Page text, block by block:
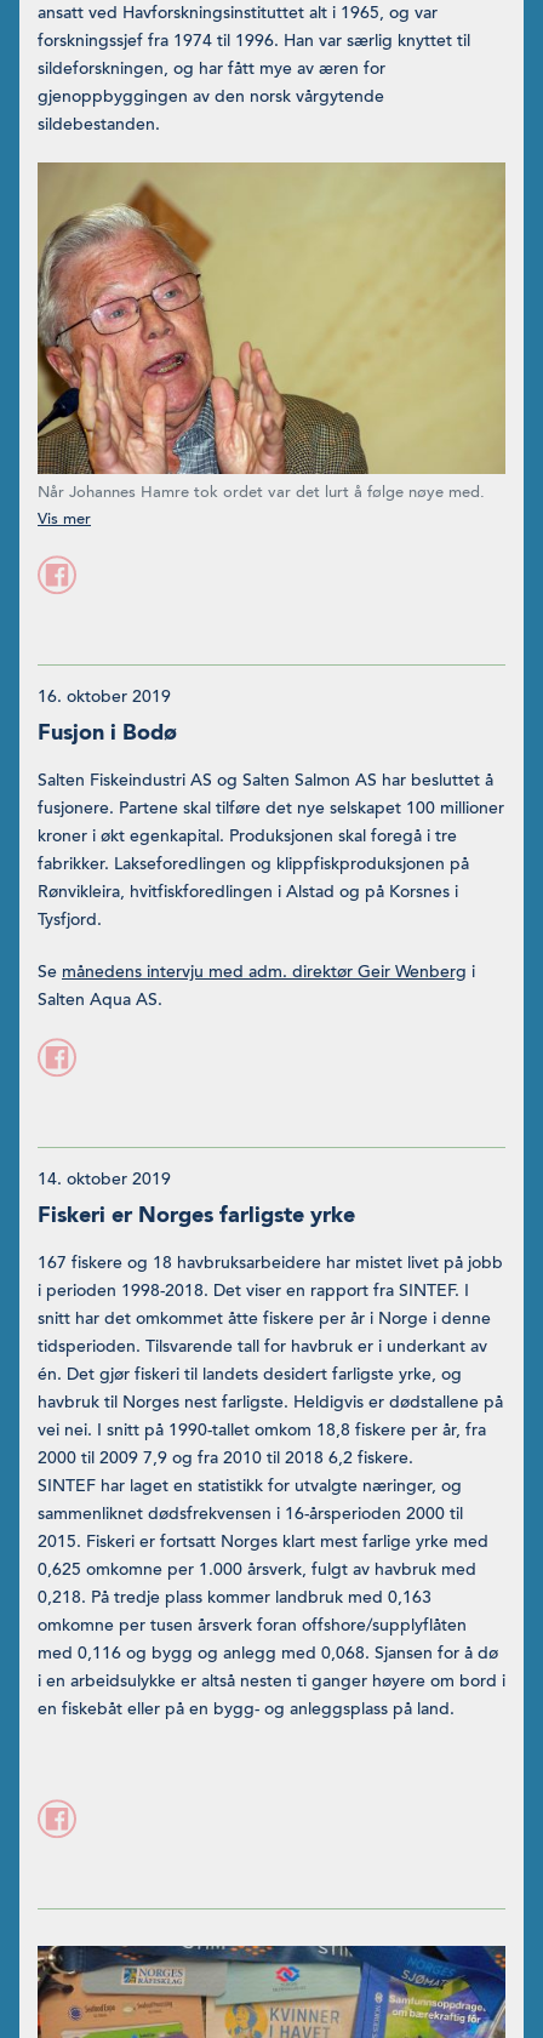
ansatt ved Havforskningsinstituttet alt i 1965, og var
forskningssjef fra 1974 til 1996. Han var særlig knyttet til
sildeforskningen, og har fått mye av æren for
gjenoppbyggingen av den norsk vårgytende
sildebestanden.
Når Johannes Hamre tok ordet var det lurt å følge nøye med.
Han visste hva han snakket om.
16. oktober 2019
Fusjon i Bodø
Salten Fiskeindustri AS og Salten Salmon AS har besluttet å
fusjonere. Partene skal tilføre det nye selskapet 100 millioner
kroner i økt egenkapital. Produksjonen skal foregå i tre
fabrik­ker. Lakseforedlingen og klippfiskproduksjonen på
Rønvikleira, hvitfiskforedlingen i Alstad og på Korsnes i
Tysfjord.
Se månedens intervju med adm. direktør Geir Wenberg i
Salten Aqua AS.
14. oktober 2019
Fiskeri er Norges farligste yrke
167 fiskere og 18 havbruksarbeidere har mistet livet på jobb
i perioden 1998-2018. Det viser en rapport fra SINTEF. I
snitt har det omkommet åtte fiskere per år i Norge i denne
tidsperioden. Tilsvarende tall for havbruk er i underkant av
én. Det gjør fiskeri til landets desidert farligste yrke, og
havbruk til Norges nest farligste. Heldigvis er dødstallene på
vei nei. I snitt på 1990-tallet omkom 18,8 fiskere per år, fra
2000 til 2009 7,9 og fra 2010 til 2018 6,2 fiskere.
SINTEF har laget en statistikk for utvalgte næringer, og
sammen­liknet dødsfrekvensen i 16-årsperioden 2000 til
2015. Fiskeri er fortsatt Norges klart mest farlige yrke med
0,625 omkomne per 1.000 årsverk, fulgt av havbruk med
0,218. På tredje plass kommer landbruk med 0,163
omkomne per tusen årsverk foran off­shore/supplyflåten
med 0,116 og bygg og anlegg med 0,068. Sjansen for å dø
i en arbeidsulykke er altså nesten ti ganger høyere om bord i
en fiskebåt eller på en bygg- og anleggsplass på land.